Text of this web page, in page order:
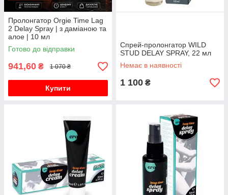
Пролонгатор Orgie Time Lag
2 Delay Spray | з даміаною та
алое | 10 мл
Готово до відправки
941,60 ₴ 1 070 ₴
Купити
Спрей-пролонгатор WILD
STUD DELAY SPRAY, 22 мл
Немає в наявності
1 100 ₴